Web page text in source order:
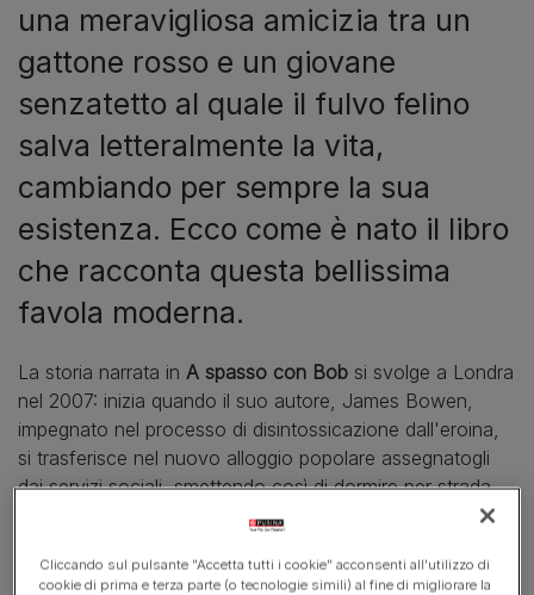
una meravigliosa amicizia tra un
gattone rosso e un giovane
senzatetto al quale il fulvo felino
salva letteralmente la vita,
cambiando per sempre la sua
esistenza. Ecco come è nato il libro
che racconta questa bellissima
favola moderna.
La storia narrata in A spasso con Bob si svolge a Londra
nel 2007: inizia quando il suo autore, James Bowen,
impegnato nel processo di disintossicazione dall'eroina,
si trasferisce nel nuovo alloggio popolare assegnatogli
dai servizi sociali, smettendo così di dormire per strada.
Cliccando sul pulsante "Accetta tutti i cookie" acconsenti all'utilizzo di
cookie di prima e terza parte (o tecnologie simili) al fine di migliorare la